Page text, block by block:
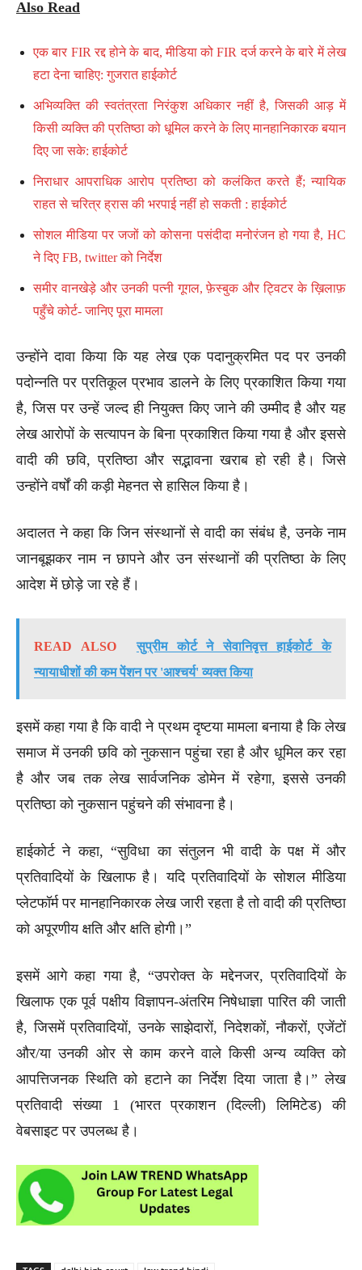
Also Read
एक बार FIR रद्द होने के बाद, मीडिया को FIR दर्ज करने के बारे में लेख
हटा देना चाहिए: गुजरात हाईकोर्ट
अभिव्यक्ति की स्वतंत्रता निरंकुश अधिकार नहीं है, जिसकी आड़ में
किसी व्यक्ति की प्रतिष्ठा को धूमिल करने के लिए मानहानिकारक बयान
दिए जा सके: हाईकोर्ट
निराधार आपराधिक आरोप प्रतिष्ठा को कलंकित करते हैं; न्यायिक
राहत से चरित्र ह्रास की भरपाई नहीं हो सकती : हाईकोर्ट
सोशल मीडिया पर जजों को कोसना पसंदीदा मनोरंजन हो गया है, HC
ने दिए FB, twitter को निर्देश
समीर वानखेड़े और उनकी पत्नी गूगल, फ़ेस्बुक और ट्विटर के ख़िलाफ़
पहुँचे कोर्ट- जानिए पूरा मामला
उन्होंने दावा किया कि यह लेख एक पदानुक्रमित पद पर उनकी
पदोन्नति पर प्रतिकूल प्रभाव डालने के लिए प्रकाशित किया गया
है, जिस पर उन्हें जल्द ही नियुक्त किए जाने की उम्मीद है और यह
लेख आरोपों के सत्यापन के बिना प्रकाशित किया गया है और इससे
वादी की छवि, प्रतिष्ठा और सद्भावना खराब हो रही है। जिसे
उन्होंने वर्षों की कड़ी मेहनत से हासिल किया है।
अदालत ने कहा कि जिन संस्थानों से वादी का संबंध है, उनके नाम
जानबूझकर नाम न छापने और उन संस्थानों की प्रतिष्ठा के लिए
आदेश में छोड़े जा रहे हैं।
READ ALSO
सुप्रीम कोर्ट ने सेवानिवृत्त हाईकोर्ट के
न्यायाधीशों की कम पेंशन पर 'आश्चर्य' व्यक्त किया
इसमें कहा गया है कि वादी ने प्रथम दृष्टया मामला बनाया है कि लेख
समाज में उनकी छवि को नुकसान पहुंचा रहा है और धूमिल कर रहा
है और जब तक लेख सार्वजनिक डोमेन में रहेगा, इससे उनकी
प्रतिष्ठा को नुकसान पहुंचने की संभावना है।
हाईकोर्ट ने कहा, “सुविधा का संतुलन भी वादी के पक्ष में और
प्रतिवादियों के खिलाफ है। यदि प्रतिवादियों के सोशल मीडिया
प्लेटफॉर्म पर मानहानिकारक लेख जारी रहता है तो वादी की प्रतिष्ठा
को अपूरणीय क्षति और क्षति होगी।”
इसमें आगे कहा गया है, “उपरोक्त के मद्देनजर, प्रतिवादियों के
खिलाफ एक पूर्व पक्षीय विज्ञापन-अंतरिम निषेधाज्ञा पारित की जाती
है, जिसमें प्रतिवादियों, उनके साझेदारों, निदेशकों, नौकरों, एजेंटों
और/या उनकी ओर से काम करने वाले किसी अन्य व्यक्ति को
आपत्तिजनक स्थिति को हटाने का निर्देश दिया जाता है।” लेख
प्रतिवादी संख्या 1 (भारत प्रकाशन (दिल्ली) लिमिटेड) की
वेबसाइट पर उपलब्ध है।